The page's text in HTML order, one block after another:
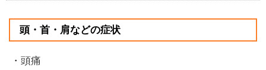
頭・首・肩などの症状
・頭痛